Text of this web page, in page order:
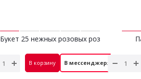
Букет 25 нежных розовых роз
7 000 руб.
В корзину В мессенджер⚡